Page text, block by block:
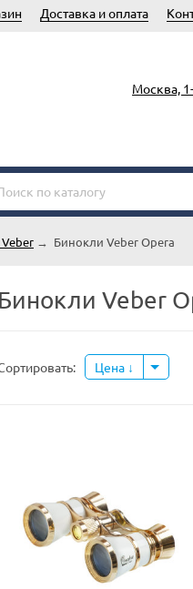
Доставка и оплата
Москва,
→ Бинокли Veber Opera
Бинокли Veber
Цена